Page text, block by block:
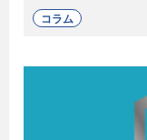
コラム